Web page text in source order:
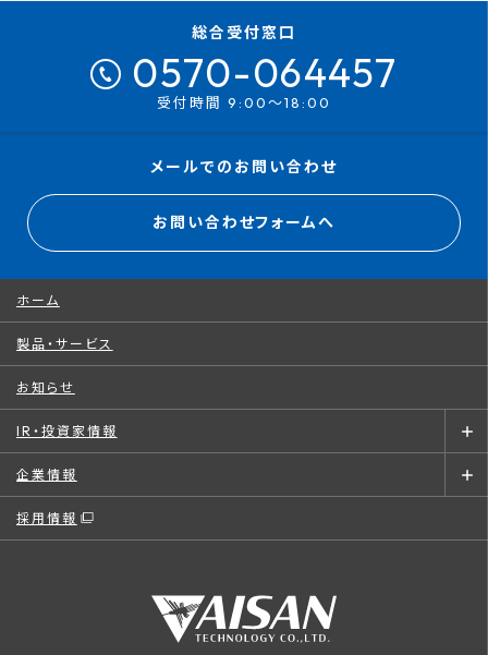
総合受付窓口
0570-064457
受付時間 9:00～18:00
メールでのお問い合わせ
お問い合わせフォームへ
ホーム
製品・サービス
お知らせ
IR・投資家情報
企業情報
採用情報